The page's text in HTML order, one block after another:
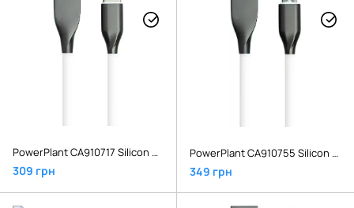
PowerPlant CA910717 Silicon Cable USB - Type-C 1м White
309 грн
PowerPlant CA910755 Silicon Cable USB - micro USB 2м White
349 грн